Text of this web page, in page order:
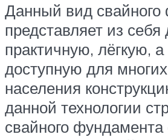
Данный вид
представляет из себя
практичную, лёгкую, а
доступную для
населения
данной технологии
свайного фундамента